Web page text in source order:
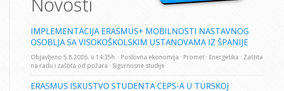
IMPLEMENTACIJA ERASMUS+ MOBILNOSTI NASTAVNOG
OSOBLJA SA VISOKOŠKOLSKIM USTANOVAMA IZ ŠPANIJE
Objavljeno 5.8.2026. u 14:35h · Poslovna ekonomija · Promet · Energetika · Zaštita
na radu i zaštita od požara · Sigurnosne studije
ERASMUS ISKUSTVO STUDENTA CEPS-A U TURSKOJ